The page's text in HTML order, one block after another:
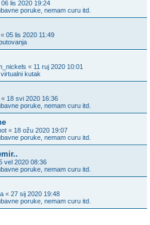
06 lis 2020 19:24
poruke, nemam curu itd.
« 05 lis 2020 11:49
« 11 ruj 2020 10:01
kutak
« 18 svi 2020 16:36
poruke, nemam curu itd.
« 18 ožu 2020 19:07
poruke, nemam curu itd.
vel 2020 08:36
poruke, nemam curu itd.
« 27 sij 2020 19:48
poruke, nemam curu itd.